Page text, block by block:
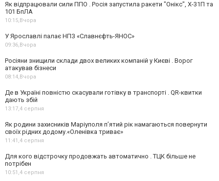
Як відпрацювали сили ППО . Росія запустила ракети "Онікс", Х-31П та
101 БпЛА
10:15,Вчора
У Ярославлі палає НПЗ «Славнєфть-ЯНОС»
09:36,Вчора
Росіяни знищили склади двох великих компаній у Києві . Ворог
атакував бізнеси
08:14,Вчора
Де в Україні повністю скасували готівку в транспорті . QR-квитки
дають збій
13:17,4 серпня
Як родини захисників Маріуполя пʼятий рік намагаються повернути
своїх рідних додому.«Оленівка триває»
11:41,4 серпня
Для кого відстрочку продовжать автоматично . ТЦК більше не
потрібен
10:51,4 серпня